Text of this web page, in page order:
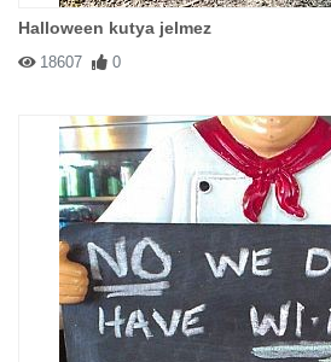
#155600 kétfészeres|2013-10-24 21:20:14|
Kisasszony, szeretne Jézusról olvasni?
Halloween kutya jelmez
18607 0